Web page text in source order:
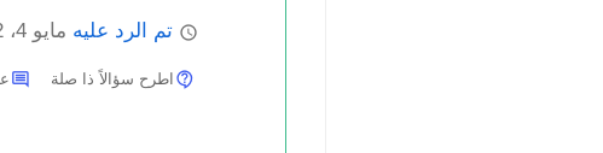
تم الرد عليه مايو 4، 2022
اطرح سؤالاً ذا صلة